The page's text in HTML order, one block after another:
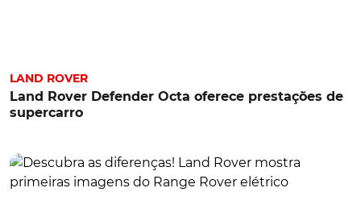
LAND ROVER
Land Rover Defender Octa oferece prestações de
supercarro